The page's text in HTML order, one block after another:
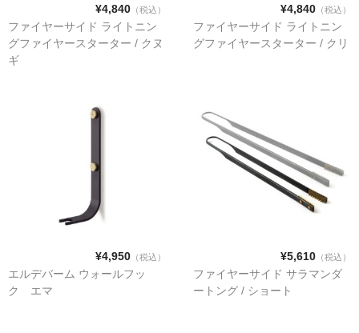
交換キット／その他
シーリングファン
¥4,840（税込）
ファイヤーサイド ライトニン
グファイヤースターター / クヌ
ギ
¥4,840（税込）
ファイヤーサイド ライトニン
グファイヤースターター / クリ
¥4,950（税込）
エルデバーム ウォールフッ
ク エマ
¥5,610（税込）
ファイヤーサイド サラマンダ
ートング / ショート